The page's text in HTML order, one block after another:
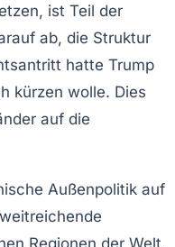
ist Teil der
ab, die Struktur
hatte Trump
kürzen wolle. Dies
auf die
Außenpolitik auf
Regionen der Welt.